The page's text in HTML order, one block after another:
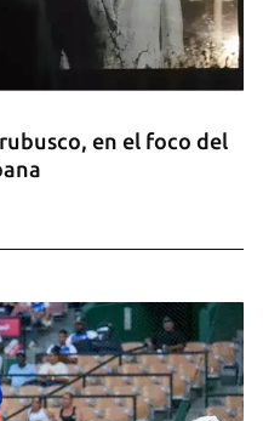
en el foco del